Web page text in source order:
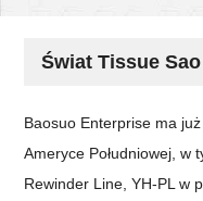
Świat Tissue
Baosuo Enterprise ma
Ameryce Południowej, w
Rewinder Line, YH-PL w